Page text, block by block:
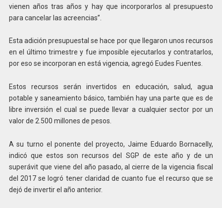
vienen años tras años y hay que incorporarlos al presupuesto
para cancelar las acreencias”.
Esta adición presupuestal se hace por que llegaron unos recursos
en el último trimestre y fue imposible ejecutarlos y contratarlos,
por eso se incorporan en está vigencia, agregó Eudes Fuentes.
Estos recursos serán invertidos en educación, salud, agua
potable y saneamiento básico, también hay una parte que es de
libre inversión el cual se puede llevar a cualquier sector por un
valor de 2.500 millones de pesos.
A su turno el ponente del proyecto, Jaime Eduardo Bornacelly,
indicó que estos son recursos del SGP de este año y de un
superávit que viene del año pasado, al cierre de la vigencia fiscal
del 2017 se logró tener claridad de cuanto fue el recurso que se
dejó de invertir el año anterior.